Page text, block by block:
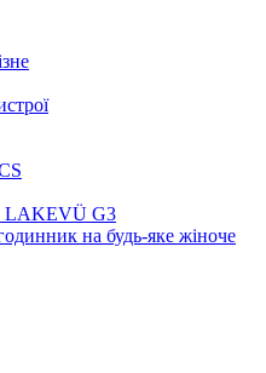
LAKEVÜ G3
на будь-яке жіноче